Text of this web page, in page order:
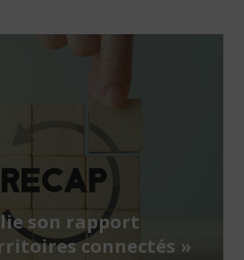
son rapport
connectés »